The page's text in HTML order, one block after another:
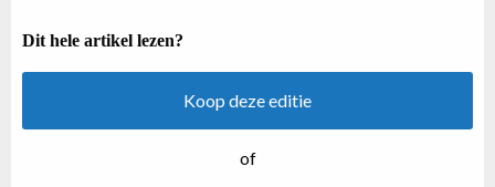
Dit hele artikel lezen?
Koop deze editie
of